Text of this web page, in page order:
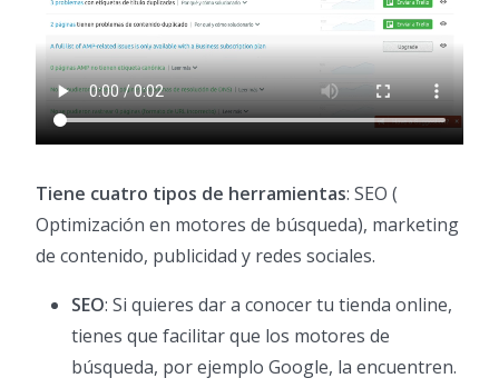
Tiene cuatro tipos de herramientas: SEO (
Optimización en motores de búsqueda), marketing
de contenido, publicidad y redes sociales.
SEO: Si quieres dar a conocer tu tienda online,
tienes que facilitar que los motores de
búsqueda, por ejemplo Google, la encuentren.